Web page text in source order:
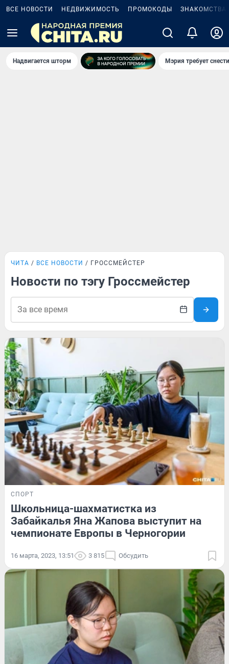
ВСЕ НОВОСТИ НЕДВИЖИМОСТЬ ПРОМОКОДЫ ЗНАКОМСТВА
Надвигается шторм Мэрия требует
ЧИТА ВСЕ НОВОСТИ ГРОССМЕЙСТЕР
Новости по тэгу Гроссмейстер
СПОРТ
Школьница-шахматистка из
Забайкалья Яна Жапова выступит на
чемпионате Европы в Черногории
16 марта, 2023, 13:51 3 815 Обсудить